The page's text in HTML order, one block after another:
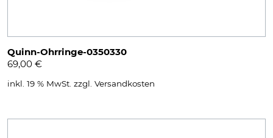
Quinn-Ohrringe-0350330
69,00 €
inkl. 19 % MwSt. zzgl. Versandkosten